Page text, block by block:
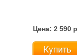
Цена: 2 590
Купить